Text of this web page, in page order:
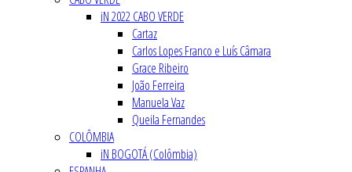
iN 2022 CABO VERDE
Cartaz
Carlos Lopes Franco e Luís Câmara
Grace Ribeiro
João Ferreira
Manuela Vaz
Queila Fernandes
COLÔMBIA
iN BOGOTÁ (Colômbia)